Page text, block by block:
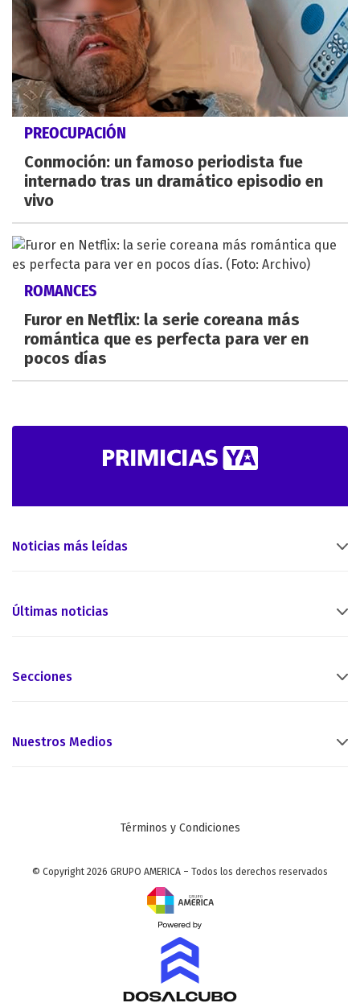
PREOCUPACIÓN
Conmoción: un famoso periodista fue
internado tras un dramático episodio en
vivo
ROMANCES
Furor en Netflix: la serie coreana más
romántica que es perfecta para ver en
pocos días
Noticias más leídas
Últimas noticias
Secciones
Nuestros Medios
Términos y Condiciones
© Copyright 2026 GRUPO AMERICA – Todos los derechos reservados